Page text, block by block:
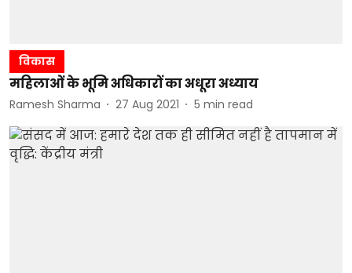
विकास
महिलाओं के भूमि अधिकारों का अधूरा अध्याय
Ramesh Sharma 27 Aug 2021 5 min read